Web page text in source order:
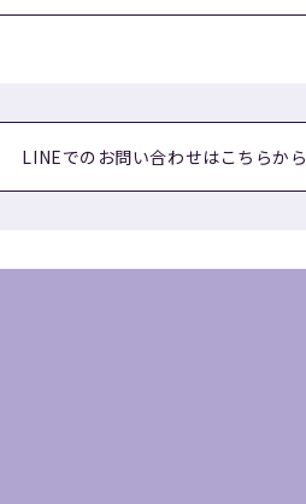
LINEでのお問い合わせはこちらから